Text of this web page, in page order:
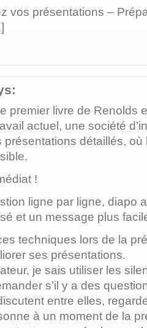
vos présentations –
premier livre de Renolds
actuel, une société
présentations détaillés, où
!
ligne par ligne, diapo
et un message plus
techniques lors de la
ses présentations.
je sais utiliser les
s’il y a des
entre elles,
à un moment de la